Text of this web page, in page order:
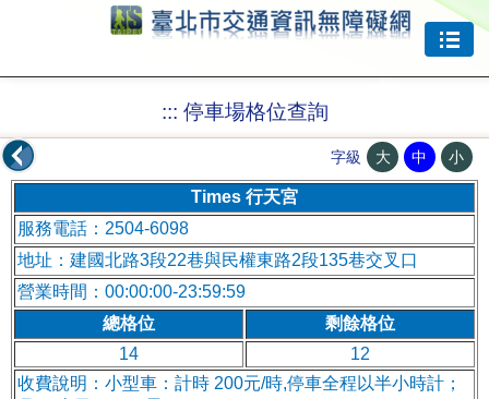
::: 停車場格位查詢
字級 大 中 小
Times 行天宮
服務電話：2504-6098
地址：建國北路3段22巷與民權東路2段135巷交叉口
營業時間：00:00:00-23:59:59
總格位
剩餘格位
14
12
收費說明：小型車：計時 200元/時,停車全程以半小時計；